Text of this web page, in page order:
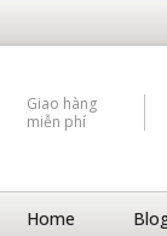
Giao hàng
miễn phí
Home